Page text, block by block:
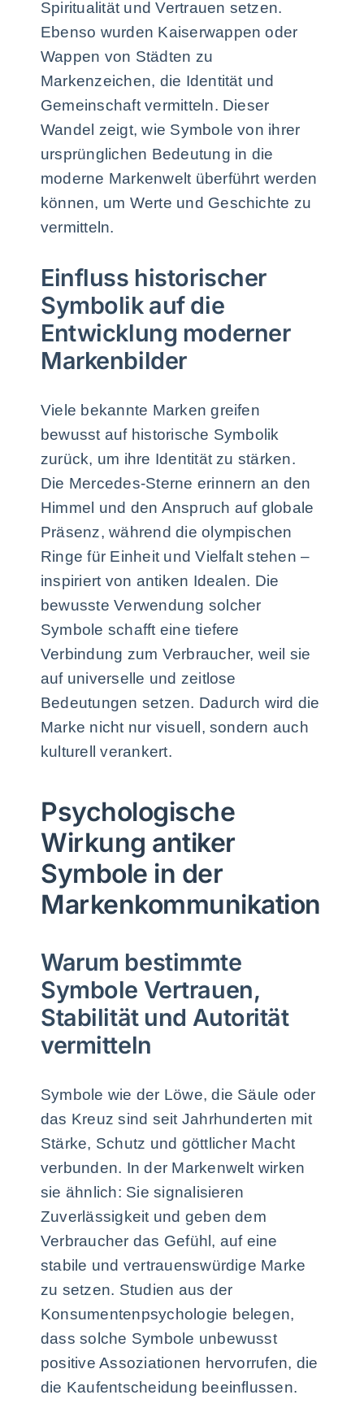
Spiritualität und Vertrauen setzen.
Ebenso wurden Kaiserwappen oder
Wappen von Städten zu
Markenzeichen, die Identität und
Gemeinschaft vermitteln. Dieser
Wandel zeigt, wie Symbole von ihrer
ursprünglichen Bedeutung in die
moderne Markenwelt überführt werden
können, um Werte und Geschichte zu
vermitteln.
Einfluss historischer
Symbolik auf die
Entwicklung moderner
Markenbilder
Viele bekannte Marken greifen
bewusst auf historische Symbolik
zurück, um ihre Identität zu stärken.
Die Mercedes-Sterne erinnern an den
Himmel und den Anspruch auf globale
Präsenz, während die olympischen
Ringe für Einheit und Vielfalt stehen –
inspiriert von antiken Idealen. Die
bewusste Verwendung solcher
Symbole schafft eine tiefere
Verbindung zum Verbraucher, weil sie
auf universelle und zeitlose
Bedeutungen setzen. Dadurch wird die
Marke nicht nur visuell, sondern auch
kulturell verankert.
Psychologische
Wirkung antiker
Symbole in der
Markenkommunikation
Warum bestimmte
Symbole Vertrauen,
Stabilität und Autorität
vermitteln
Symbole wie der Löwe, die Säule oder
das Kreuz sind seit Jahrhunderten mit
Stärke, Schutz und göttlicher Macht
verbunden. In der Markenwelt wirken
sie ähnlich: Sie signalisieren
Zuverlässigkeit und geben dem
Verbraucher das Gefühl, auf eine
stabile und vertrauenswürdige Marke
zu setzen. Studien aus der
Konsumentenpsychologie belegen,
dass solche Symbole unbewusst
positive Assoziationen hervorrufen, die
die Kaufentscheidung beeinflussen.